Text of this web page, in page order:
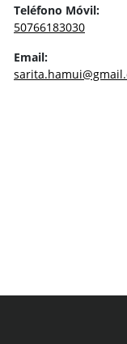
Teléfono Móvil:
50766183030
Email: